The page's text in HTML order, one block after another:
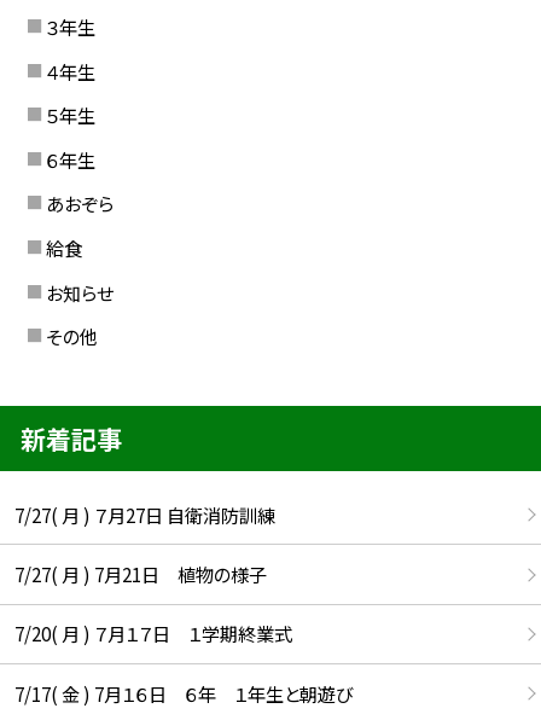
３年生
４年生
５年生
６年生
あおぞら
給食
お知らせ
その他
新着記事
7/27( 月 ) ７月27日 自衛消防訓練
7/27( 月 ) 7月21日 植物の様子
7/20( 月 ) ７月１７日 １学期終業式
7/17( 金 ) 7月１６日 ６年 １年生と朝遊び